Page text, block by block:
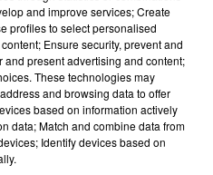
and improve services; Create
profiles to select personalised
Ensure security, prevent and
present advertising and content;
These technologies may
and browsing data to offer
based on information actively
data; Match and combine data from
Identify devices based on